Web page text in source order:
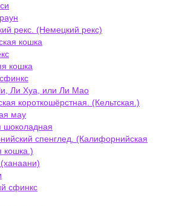
рекс. (Немецкий рекс)
кошка
кошка
Ли Хуа, или Ли Мао
короткошёрстная. (Кельтская.)
мау
шоколадная
спенглед. (Калифорнийская
сфинкс